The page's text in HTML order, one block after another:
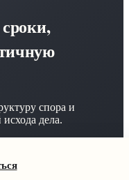
спора и
дела.